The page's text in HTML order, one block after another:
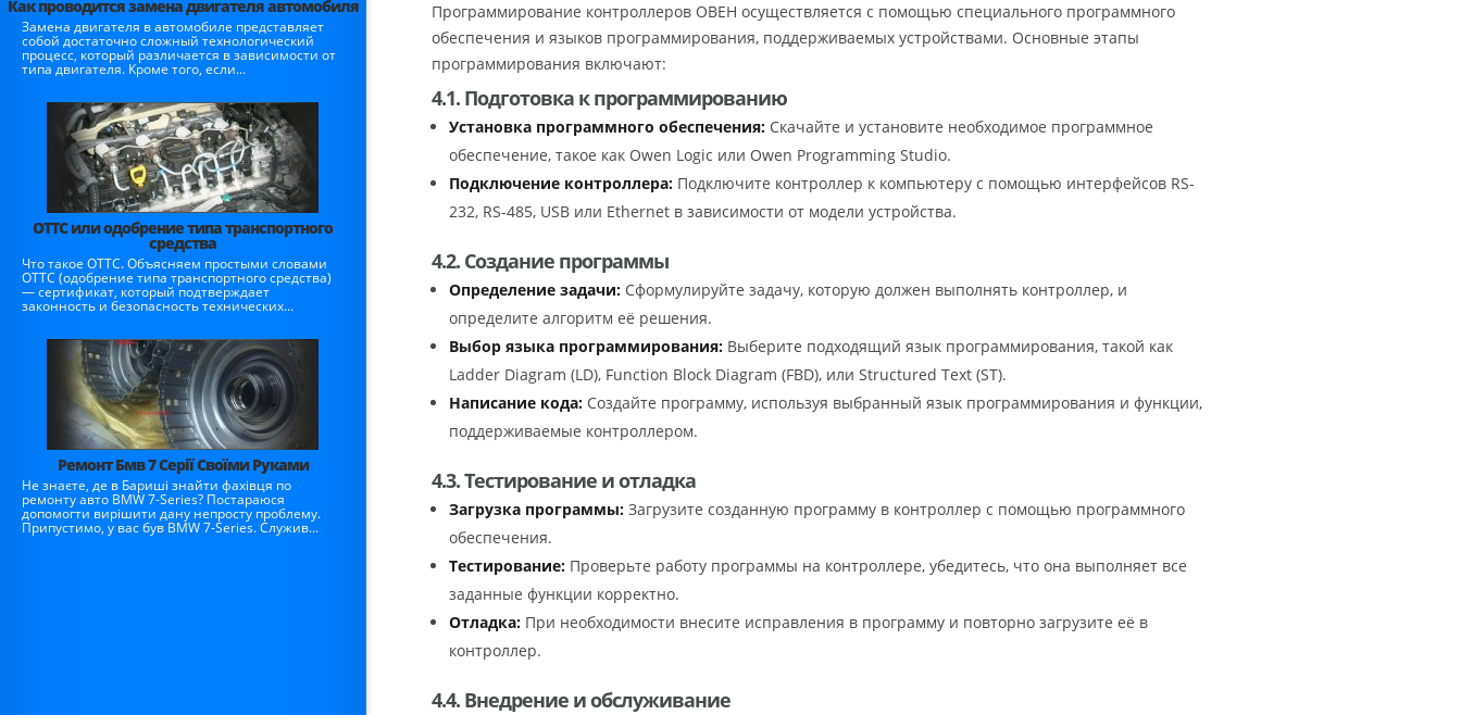
Как проводится замена двигателя автомобиля
Замена двигателя в автомобиле представляет
собой достаточно сложный технологический
процесс, который различается в зависимости от
типа двигателя. Кроме того, если...
ОТТС или одобрение типа транспортного
средства
Что такое ОТТС. Объясняем простыми словами
ОТТС (одобрение типа транспортного средства)
— сертификат, который подтверждает
законность и безопасность технических...
Ремонт Бмв 7 Серії Своїми Руками
Не знаєте, де в Бариші знайти фахівця по
ремонту авто BMW 7-Series? Постараюся
допомогти вирішити дану непросту проблему.
Припустимо, у вас був BMW 7-Series. Служив...
Программирование контроллеров ОВЕН осуществляется с помощью специального программного
обеспечения и языков программирования, поддерживаемых устройствами. Основные этапы
программирования включают:
4.1. Подготовка к программированию
Установка программного обеспечения: Скачайте и установите необходимое программное
обеспечение, такое как Owen Logic или Owen Programming Studio.
Подключение контроллера: Подключите контроллер к компьютеру с помощью интерфейсов RS-
232, RS-485, USB или Ethernet в зависимости от модели устройства.
4.2. Создание программы
Определение задачи: Сформулируйте задачу, которую должен выполнять контроллер, и
определите алгоритм её решения.
Выбор языка программирования: Выберите подходящий язык программирования, такой как
Ladder Diagram (LD), Function Block Diagram (FBD), или Structured Text (ST).
Написание кода: Создайте программу, используя выбранный язык программирования и функции,
поддерживаемые контроллером.
4.3. Тестирование и отладка
Загрузка программы: Загрузите созданную программу в контроллер с помощью программного
обеспечения.
Тестирование: Проверьте работу программы на контроллере, убедитесь, что она выполняет все
заданные функции корректно.
Отладка: При необходимости внесите исправления в программу и повторно загрузите её в
контроллер.
4.4. Внедрение и обслуживание